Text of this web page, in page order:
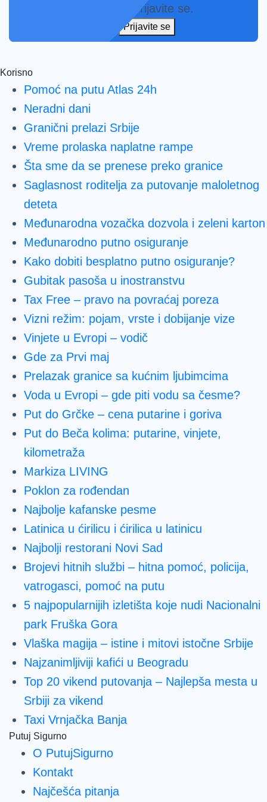
putnika se već prijavilo. Prijavite se.
Prijavite se
Korisno
Pomoć na putu Atlas 24h
Neradni dani
Granični prelazi Srbije
Vreme prolaska naplatne rampe
Šta sme da se prenese preko granice
Saglasnost roditelja za putovanje maloletnog
deteta
Međunarodna vozačka dozvola i zeleni karton
Međunarodno putno osiguranje
Kako dobiti besplatno putno osiguranje?
Gubitak pasoša u inostranstvu
Tax Free – pravo na povraćaj poreza
Vizni režim: pojam, vrste i dobijanje vize
Vinjete u Evropi – vodič
Gde za Prvi maj
Prelazak granice sa kućnim ljubimcima
Voda u Evropi – gde piti vodu sa česme?
Put do Grčke – cena putarine i goriva
Put do Beča kolima: putarine, vinjete,
kilometraža
Markiza LIVING
Poklon za rođendan
Najbolje kafanske pesme
Latinica u ćirilicu i ćirilica u latinicu
Najbolji restorani Novi Sad
Brojevi hitnih službi – hitna pomoć, policija,
vatrogasci, pomoć na putu
5 najpopularnijih izletišta koje nudi Nacionalni
park Fruška Gora
Vlaška magija – istine i mitovi istočne Srbije
Najzanimljiviji kafići u Beogradu
Top 20 vikend putovanja – Najlepša mesta u
Srbiji za vikend
Taxi Vrnjačka Banja
Putuj Sigurno
O PutujSigurno
Kontakt
Najčešća pitanja